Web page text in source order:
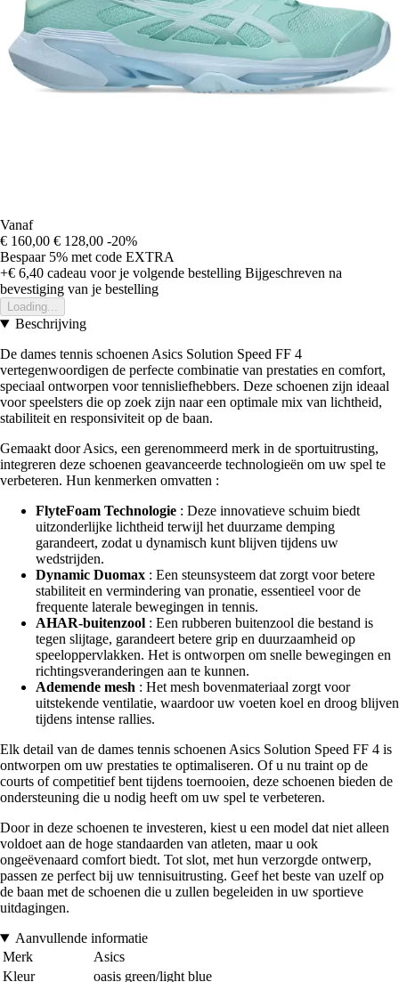
Vanaf
€ 160,00 € 128,00 -20%
Bespaar 5% met code EXTRA
+€ 6,40 cadeau voor je volgende bestelling Bijgeschreven na
bevestiging van je bestelling
Loading...
Beschrijving
De dames tennis schoenen Asics Solution Speed FF 4
vertegenwoordigen de perfecte combinatie van prestaties en comfort,
speciaal ontworpen voor tennisliefhebbers. Deze schoenen zijn ideaal
voor speelsters die op zoek zijn naar een optimale mix van lichtheid,
stabiliteit en responsiviteit op de baan.
Gemaakt door Asics, een gerenommeerd merk in de sportuitrusting,
integreren deze schoenen geavanceerde technologieën om uw spel te
verbeteren. Hun kenmerken omvatten :
FlyteFoam Technologie : Deze innovatieve schuim biedt
uitzonderlijke lichtheid terwijl het duurzame demping
garandeert, zodat u dynamisch kunt blijven tijdens uw
wedstrijden.
Dynamic Duomax : Een steunsysteem dat zorgt voor betere
stabiliteit en vermindering van pronatie, essentieel voor de
frequente laterale bewegingen in tennis.
AHAR-buitenzool : Een rubberen buitenzool die bestand is
tegen slijtage, garandeert betere grip en duurzaamheid op
speeloppervlakken. Het is ontworpen om snelle bewegingen en
richtingsveranderingen aan te kunnen.
Ademende mesh : Het mesh bovenmateriaal zorgt voor
uitstekende ventilatie, waardoor uw voeten koel en droog blijven
tijdens intense rallies.
Elk detail van de dames tennis schoenen Asics Solution Speed FF 4 is
ontworpen om uw prestaties te optimaliseren. Of u nu traint op de
courts of competitief bent tijdens toernooien, deze schoenen bieden de
ondersteuning die u nodig heeft om uw spel te verbeteren.
Door in deze schoenen te investeren, kiest u een model dat niet alleen
voldoet aan de hoge standaarden van atleten, maar u ook
ongeëvenaard comfort biedt. Tot slot, met hun verzorgde ontwerp,
passen ze perfect bij uw tennisuitrusting. Geef het beste van uzelf op
de baan met de schoenen die u zullen begeleiden in uw sportieve
uitdagingen.
Aanvullende informatie
Merk
Asics
Kleur
oasis green/light blue